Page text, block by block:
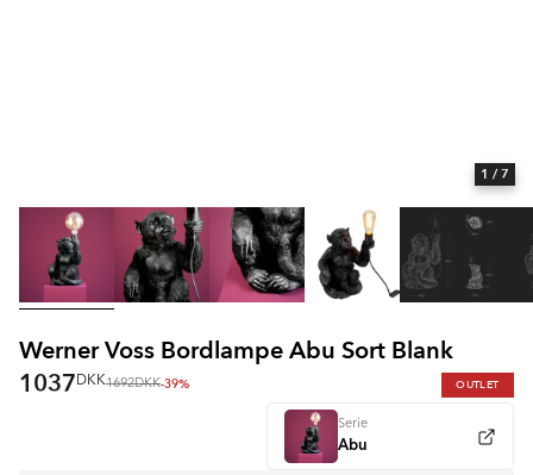
1 / 7
Werner Voss Bordlampe Abu Sort Blank
1037 DKK1692DKK-39% OUTLET
Serie
Abu